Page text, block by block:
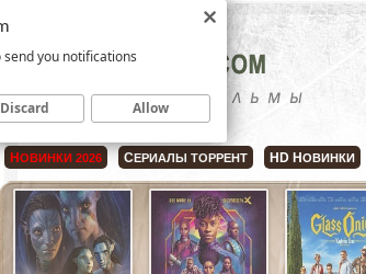
НОВИНКИ 2026 СЕРИАЛЫ ТОРРЕНТ HD НОВИНКИ
send you notifications
Discard Allow